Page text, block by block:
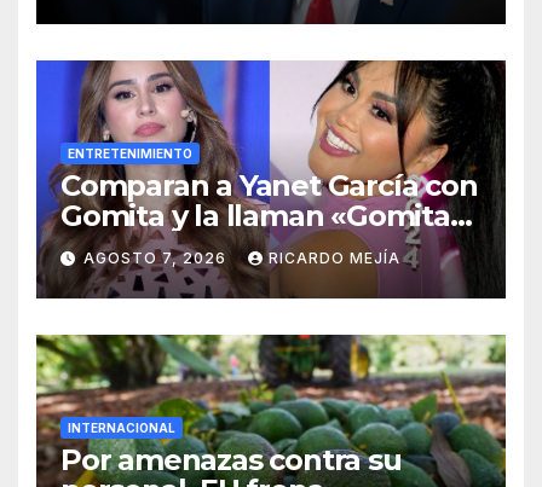
ENTRETENIMIENTO
Comparan a Yanet García con
Gomita y la llaman «Gomita
Premium»
AGOSTO 7, 2026 RICARDO MEJÍA
INTERNACIONAL
Por amenazas contra su